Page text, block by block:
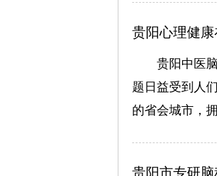
贵阳心理健康
贵阳中医
题日益受到人
的省会城市，
贵阳市专研